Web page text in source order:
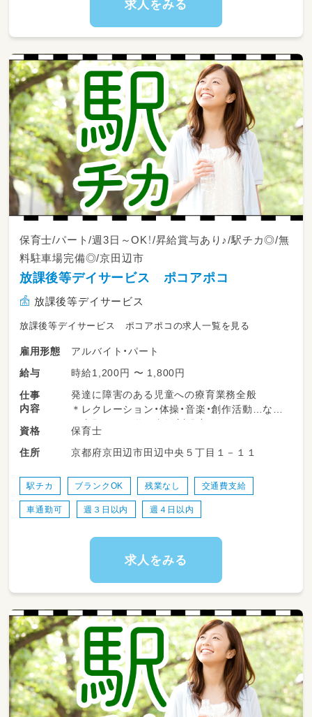
＊レクレーション・体操・音楽・創作活動…など
＊連絡帳などの記入
＊児童の送迎
送迎業務が難しい方もご相談可能♪
求人をみる
保育士/パート/週3日～OK！/昇給賞与あり♪/駅チカ◎/無
料駐車場完備◎/京田辺市
放課後等デイサービス ポコアポコ
放課後等デイサービス
放課後等デイサービス ポコアポコの求人一覧を見る
雇用形態
アルバイト・パート
給与
時給1,200円 〜 1,800円
仕事
内容
発達に障害のある児童への療育業務全般
＊レクレーション・体操・音楽・創作活動…など
＊宿題などの学習支援（宿題）
＊連絡帳などの記入
＊児童の送迎
など…
資格
保育士
住所
京都府京田辺市田辺中央５丁目１－１１
駅チカ ブランクOK 残業なし 交通費支給
車通勤可 週３日以内 週４日以内
求人をみる